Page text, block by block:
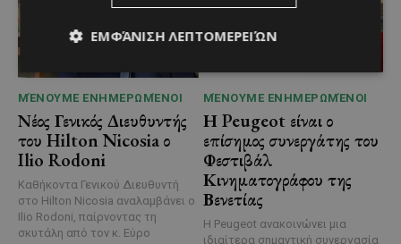
ΜΈΝΟΥΜΕ ΕΝΗΜΕΡΩΜΈΝΟΙ
Νέος Γενικός Διευθυντής
του Hilton Nicosia ο
Ilio Rodoni
Καθήκοντα Γενικού Διευθυντή
στο Hilton Nicosia αναλαμβάνει ο
Ilio Rodoni, παίρνοντας τη
σκυτάλη από τον κ. Εύρο
ΜΈΝΟΥΜΕ ΕΝΗΜΕΡΩΜΈΝΟΙ
Η Peugeot είναι ο
επίσημος συνεργάτης του
Φεστιβάλ
Κινηματογράφου της
Βενετίας
Η Peugeot ανακοινώνει μια
ιδιαίτερα σημαντική συνεργασία
ΕΜΦΆΝΙΣΗ ΛΕΠΤΟΜΕΡΕΙΏΝ